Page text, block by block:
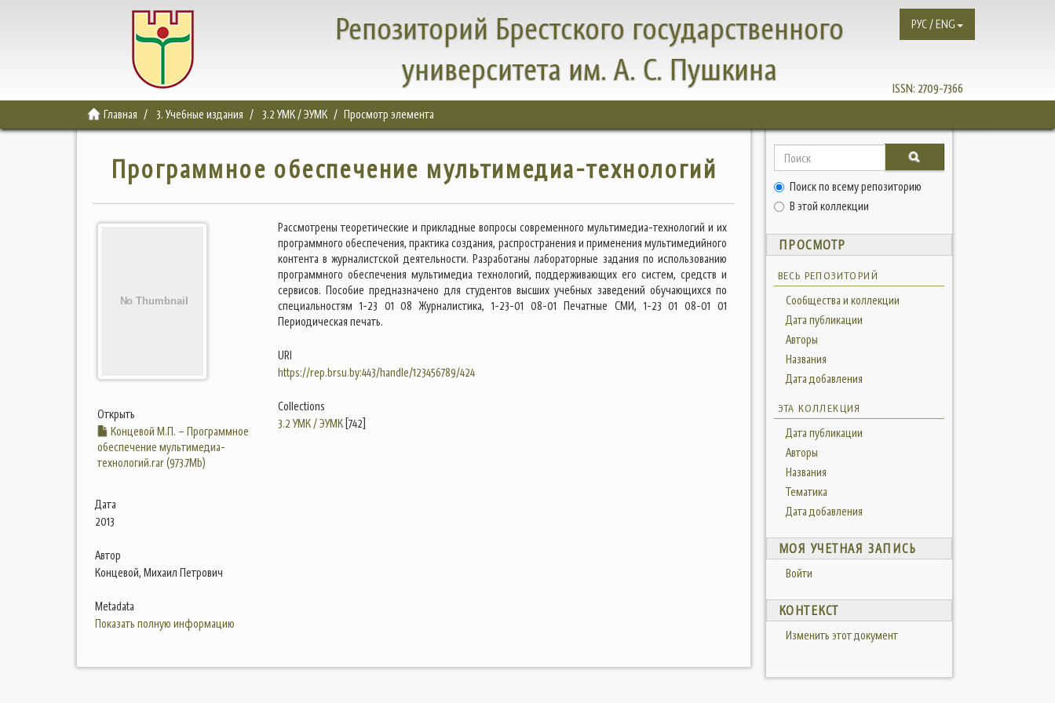
Репозиторий Брестского государственного
университета им. А. С. Пушкина
ISSN: 2709-7366
РУС / ENG
Главная 3. Учебные издания 3.2 УМК / ЭУМК Просмотр элемента
Программное обеспечение мультимедиа-технологий
Открыть
Концевой М.П. – Программное
обеспечение мультимедиа-
технологий.rar (973.7Mb)
Дата
2013
Автор
Концевой, Михаил Петрович
Metadata
Показать полную информацию
Рассмотрены теоретические и прикладные вопросы современного мультимедиа-технологий и их
программного обеспечения, практика создания, распространения и применения мультимедийного
контента в журналистской деятельности. Разработаны лабораторные задания по использованию
программного обеспечения мультимедиа технологий, поддерживающих его систем, средств и
сервисов. Пособие предназначено для студентов высших учебных заведений обучающихся по
специальностям 1-23 01 08 Журналистика, 1-23-01 08-01 Печатные СМИ, 1-23 01 08-01 01
Периодическая печать.
URI
https://rep.brsu.by:443/handle/123456789/424
Collections
3.2 УМК / ЭУМК[742]
Поиск по всему репозиторию
В этой коллекции
ПРОСМОТР
ВЕСЬ РЕПОЗИТОРИЙ
Сообщества и коллекции
Дата публикации
Авторы
Названия
Дата добавления
ЭТА КОЛЛЕКЦИЯ
Дата публикации
Авторы
Названия
Тематика
Дата добавления
МОЯ УЧЕТНАЯ ЗАПИСЬ
Войти
КОНТЕКСТ
Изменить этот документ